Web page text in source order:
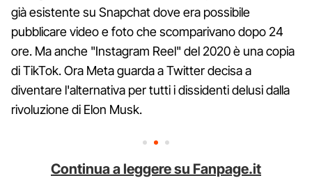
già esistente su Snapchat dove era possibile
pubblicare video e foto che scomparivano dopo 24
ore. Ma anche "Instagram Reel" del 2020 è una copia
di TikTok. Ora Meta guarda a Twitter decisa a
diventare l'alternativa per tutti i dissidenti delusi dalla
rivoluzione di Elon Musk.
Continua a leggere su Fanpage.it